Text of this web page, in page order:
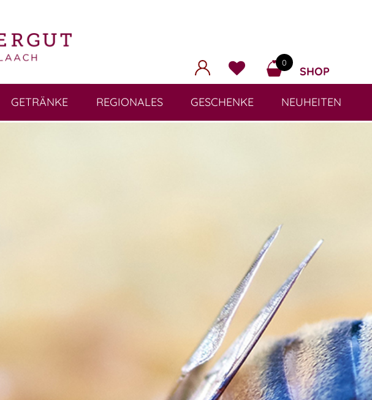
0
SHOP
GETRÄNKE REGIONALES GESCHENKE NEUHEITEN